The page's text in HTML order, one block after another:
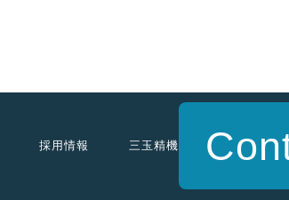
採用情報 三玉精機